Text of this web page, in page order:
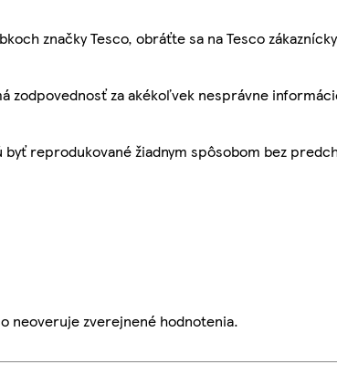
značky Tesco, obráťte sa na Tesco
za akékoľvek nesprávne
reprodukované žiadnym spôsobom bez
neoveruje zverejnené hodnotenia.